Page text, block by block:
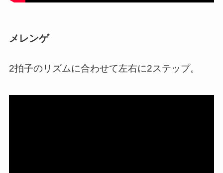
メレンゲ
2拍子のリズムに合わせて左右に2ステップ。